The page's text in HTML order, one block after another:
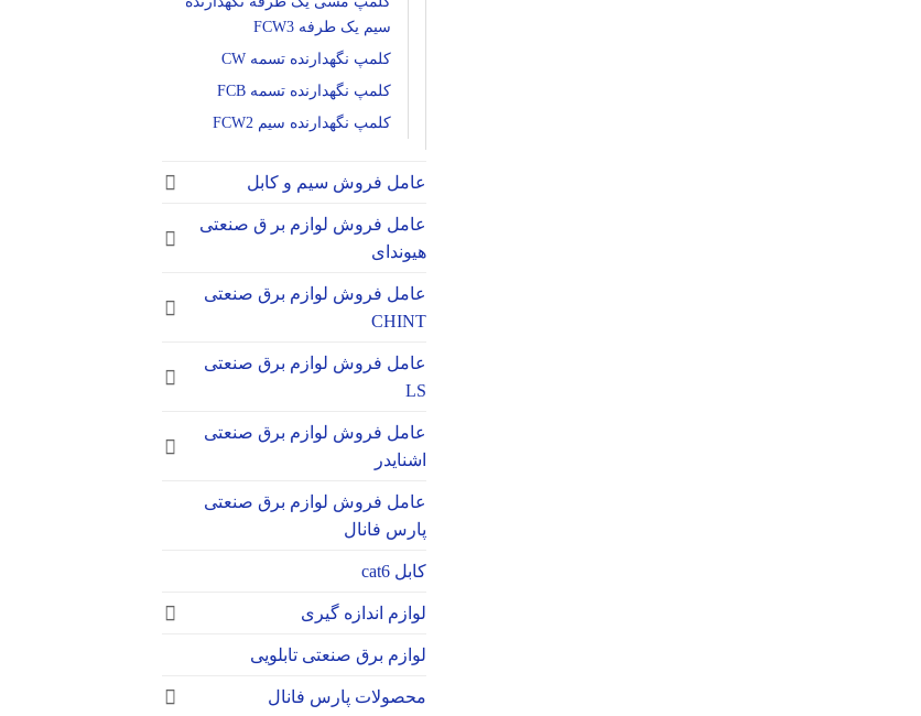
سیم یک طرفه FCW3
کلمپ نگهدارنده تسمه CW
کلمپ نگهدارنده تسمه FCB
کلمپ نگهدارنده سیم FCW2
عامل فروش سیم و کابل
عامل فروش لوازم بر ق صنعتی
هیوندای
عامل فروش لوازم برق صنعتی
CHINT
عامل فروش لوازم برق صنعتی
LS
عامل فروش لوازم برق صنعتی
اشنایدر
عامل فروش لوازم برق صنعتی
پارس فانال
کابل cat6
لوازم اندازه گیری
لوازم برق صنعتی تابلویی
محصولات پارس فانال